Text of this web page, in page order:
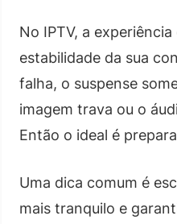
No IPTV, a
estabilidade da sua
falha, o suspense
imagem trava ou o
Então o ideal é
Uma dica comum é
mais tranquilo e